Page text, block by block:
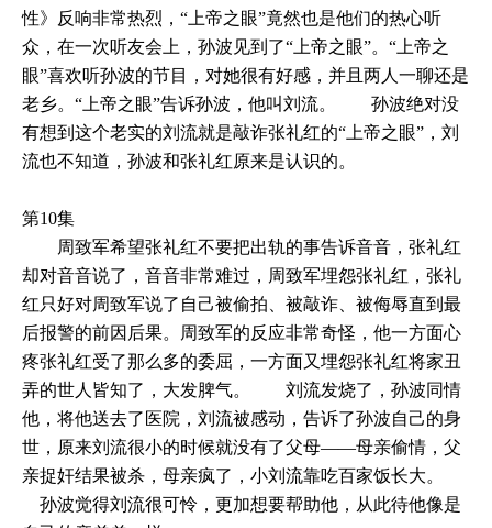
性》反响非常热烈，“上帝之眼”竟然也是他们的热心听
众，在一次听友会上，孙波见到了“上帝之眼”。“上帝之
眼”喜欢听孙波的节目，对她很有好感，并且两人一聊还是
老乡。“上帝之眼”告诉孙波，他叫刘流。 孙波绝对没
有想到这个老实的刘流就是敲诈张礼红的“上帝之眼”，刘
流也不知道，孙波和张礼红原来是认识的。
第10集
周致军希望张礼红不要把出轨的事告诉音音，张礼红
却对音音说了，音音非常难过，周致军埋怨张礼红，张礼
红只好对周致军说了自己被偷拍、被敲诈、被侮辱直到最
后报警的前因后果。周致军的反应非常奇怪，他一方面心
疼张礼红受了那么多的委屈，一方面又埋怨张礼红将家丑
弄的世人皆知了，大发脾气。 刘流发烧了，孙波同情
他，将他送去了医院，刘流被感动，告诉了孙波自己的身
世，原来刘流很小的时候就没有了父母——母亲偷情，父
亲捉奸结果被杀，母亲疯了，小刘流靠吃百家饭长大。
孙波觉得刘流很可怜，更加想要帮助他，从此待他像是